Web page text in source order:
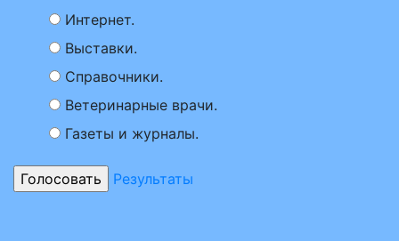
Интернет.
Выставки.
Справочники.
Ветеринарные врачи.
Газеты и журналы.
Результаты